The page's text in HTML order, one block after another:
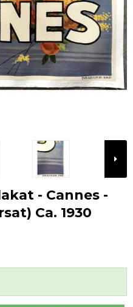
- Cannes -
Ca. 1930